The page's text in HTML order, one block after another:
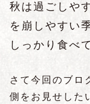
秋は過ごしや
を崩しやすい
しっかり食べ
さて今回のブロ
側をお見せした